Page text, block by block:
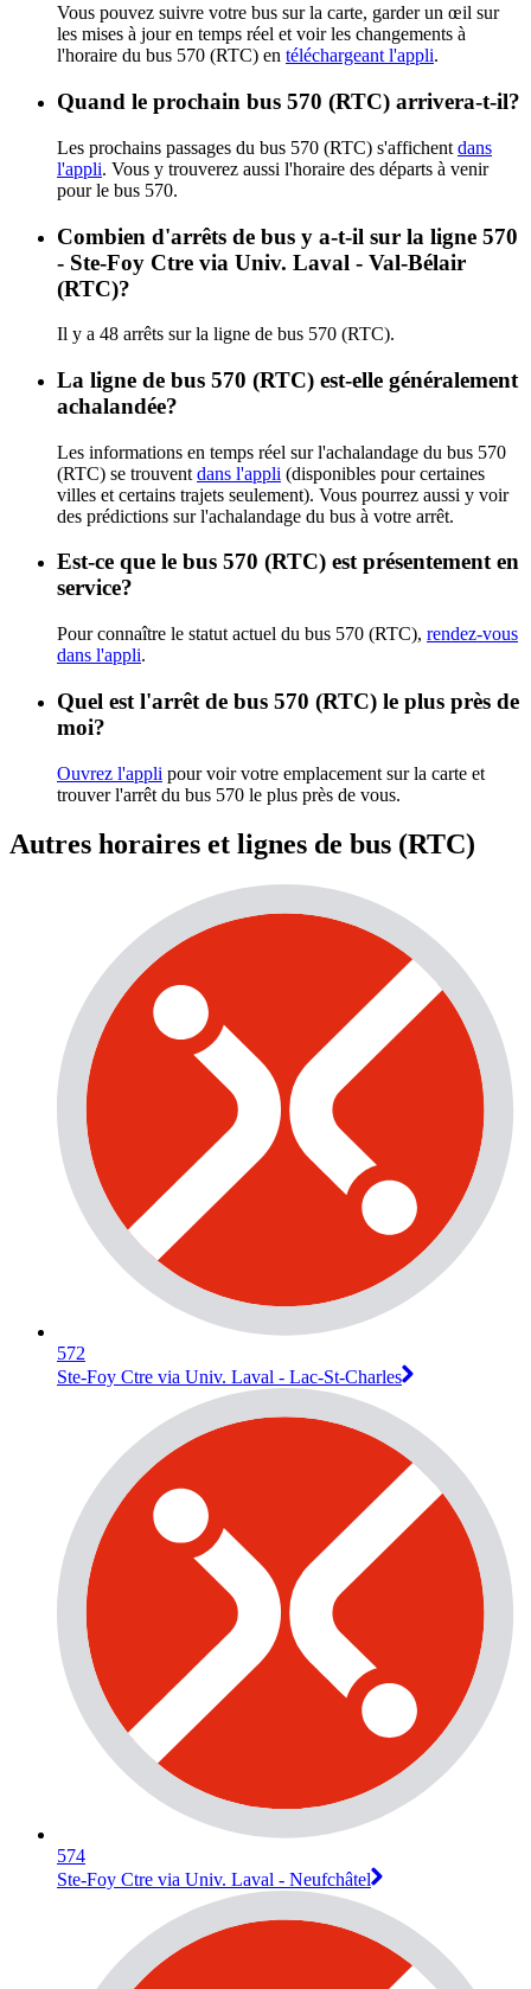
Vous pouvez suivre votre bus sur la carte, garder un œil sur
les mises à jour en temps réel et voir les changements à
l'horaire du bus 570 (RTC) en téléchargeant l'appli.
Quand le prochain bus 570 (RTC) arrivera-t-il?
Les prochains passages du bus 570 (RTC) s'affichent dans
l'appli. Vous y trouverez aussi l'horaire des départs à venir
pour le bus 570.
Combien d'arrêts de bus y a-t-il sur la ligne 570
- Ste-Foy Ctre via Univ. Laval - Val-Bélair
(RTC)?
Il y a 48 arrêts sur la ligne de bus 570 (RTC).
La ligne de bus 570 (RTC) est-elle généralement
achalandée?
Les informations en temps réel sur l'achalandage du bus 570
(RTC) se trouvent dans l'appli (disponibles pour certaines
villes et certains trajets seulement). Vous pourrez aussi y voir
des prédictions sur l'achalandage du bus à votre arrêt.
Est-ce que le bus 570 (RTC) est présentement en
service?
Pour connaître le statut actuel du bus 570 (RTC), rendez-vous
dans l'appli.
Quel est l'arrêt de bus 570 (RTC) le plus près de
moi?
Ouvrez l'appli pour voir votre emplacement sur la carte et
trouver l'arrêt du bus 570 le plus près de vous.
Autres horaires et lignes de bus (RTC)
572
Ste-Foy Ctre via Univ. Laval - Lac-St-Charles
574
Ste-Foy Ctre via Univ. Laval - Neufchâtel